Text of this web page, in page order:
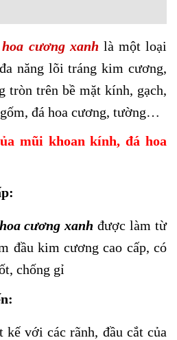
cương xanh là một loại
năng lõi tráng kim cương,
tròn trên bề mặt kính, gạch,
đá hoa cương, tường…
mũi khoan kính, đá hoa
cương xanh được làm từ
đầu kim cương cao cấp, có
chống gỉ
với các rãnh, đầu cắt của